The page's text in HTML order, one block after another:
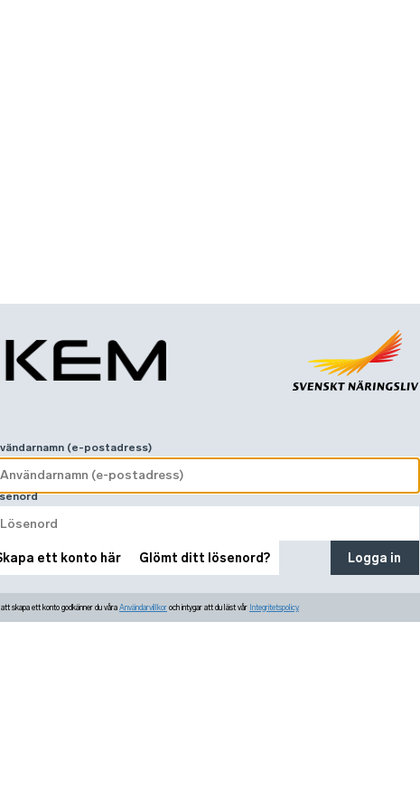
(e-postadress)
ett konto här Glömt ditt lösenord? Logga in
skapa ett konto godkänner du våra Användarvillkor och intygar att du läst vår Integritetspolicy.